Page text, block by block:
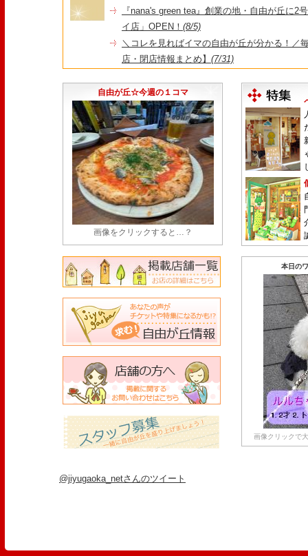
『nana's green tea』創業の地・自由が丘に2
イ店」OPEN！ (8/5)
＼コレを見ればイマの自由が丘が分かる！／
店・閉店情報まとめ】 (7/31)
永久パス配布も！
自由が丘☆今週の１コマ
画像をクリックすると…？
本日の
画像クリックで
@jiyugaoka_netさんのツイート